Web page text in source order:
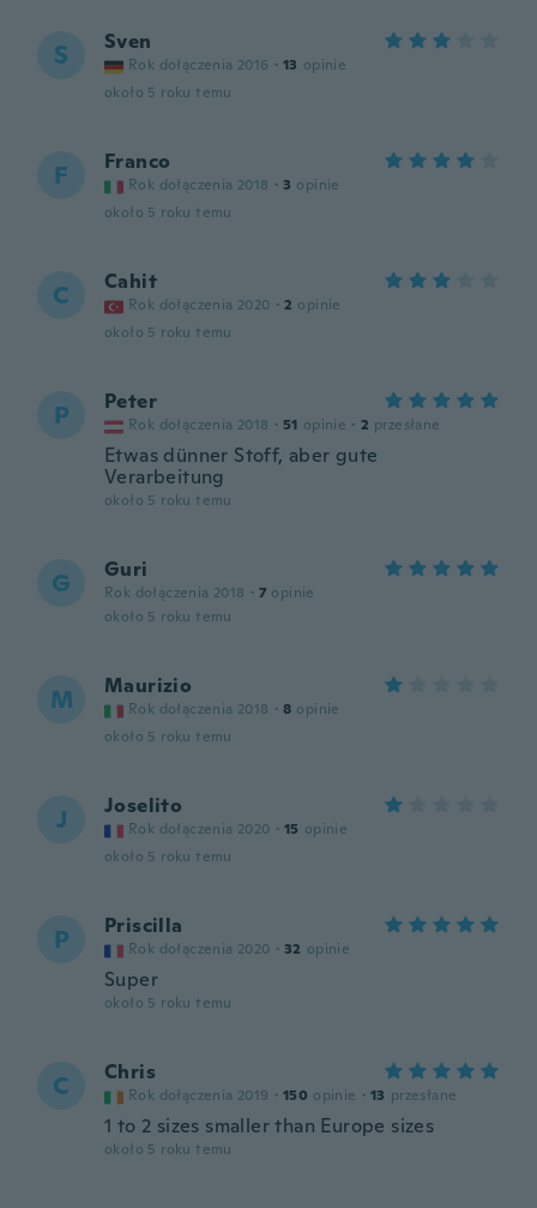
S Sven
Rok dołączenia 2016 · 13 opinie
około 5 roku temu
F Franco
Rok dołączenia 2018 · 3 opinie
około 5 roku temu
C Cahit
Rok dołączenia 2020 · 2 opinie
około 5 roku temu
P Peter
Rok dołączenia 2018 · 51 opinie · 2 przesłane
Etwas dünner Stoff, aber gute
Verarbeitung
około 5 roku temu
G Guri
Rok dołączenia 2018 · 7 opinie
około 5 roku temu
M Maurizio
Rok dołączenia 2018 · 8 opinie
około 5 roku temu
J Joselito
Rok dołączenia 2020 · 15 opinie
około 5 roku temu
P Priscilla
Rok dołączenia 2020 · 32 opinie
Super
około 5 roku temu
C Chris
Rok dołączenia 2019 · 150 opinie · 13 przesłane
1 to 2 sizes smaller than Europe sizes
około 5 roku temu